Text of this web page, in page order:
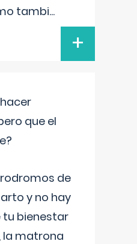
tambi...
+
que el
de
y no hay
tu bienestar
la matrona